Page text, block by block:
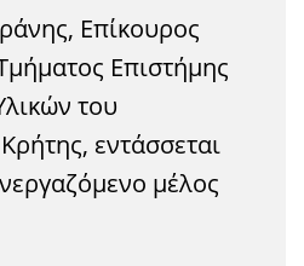
Επίκουρος
Επιστήμης
του
εντάσσεται
μέλος